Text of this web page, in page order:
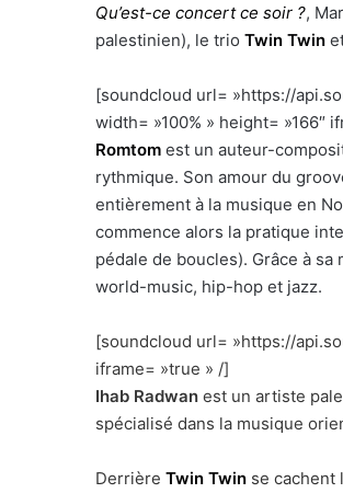
Qu’est-ce concert ce soir ?,
palestinien), le trio Twin Twin
[soundcloud url= »https://
width= »100% » height= »166″
Romtom est un auteur-
rythmique. Son amour du
entièrement à la musique en
commence alors la pratique
pédale de boucles). Grâce à
world-music, hip-hop et jazz.
[soundcloud url= »https://
iframe= »true » /]
Ihab Radwan est un artiste
spécialisé dans la musique
Derrière Twin Twin se cachent